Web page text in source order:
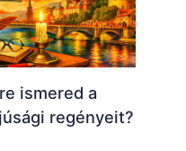
ismered a
regényeit?